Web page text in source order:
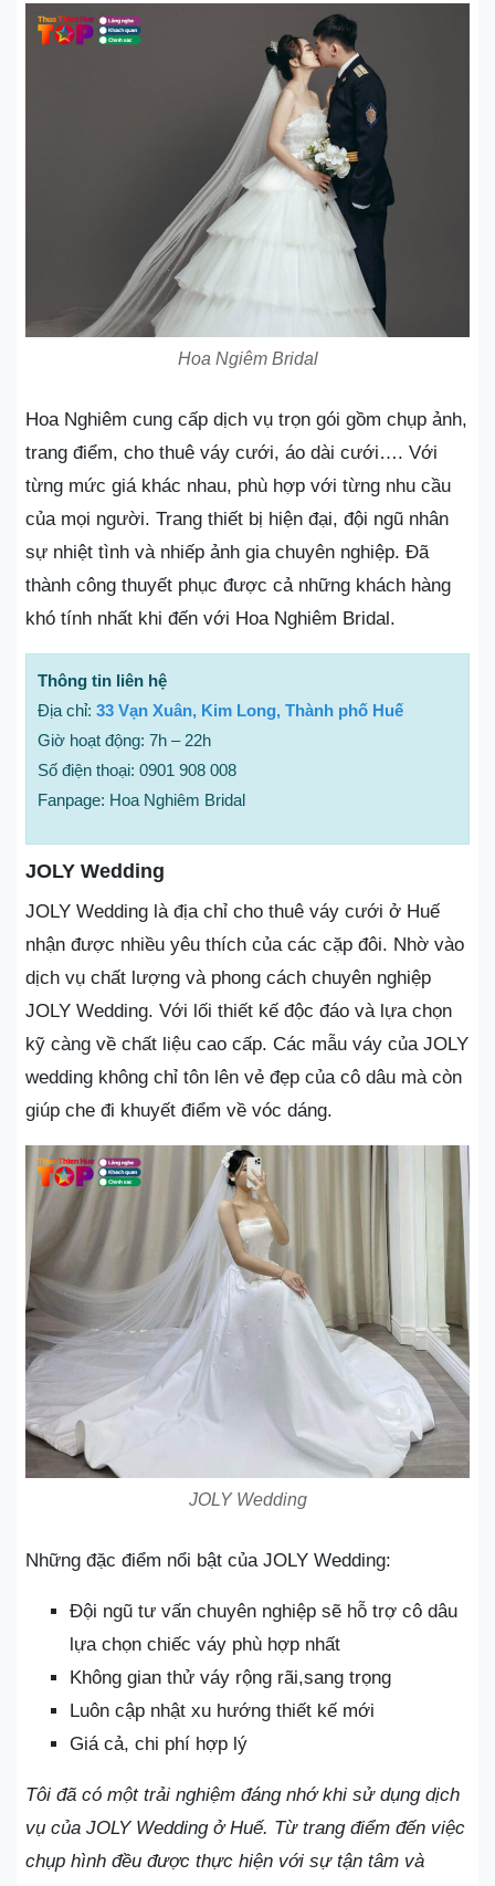
Hoa Ngiêm Bridal
Hoa Nghiêm cung cấp dịch vụ trọn gói gồm chụp ảnh,
trang điểm, cho thuê váy cưới, áo dài cưới…. Với
từng mức giá khác nhau, phù hợp với từng nhu cầu
của mọi người. Trang thiết bị hiện đại, đội ngũ nhân
sự nhiệt tình và nhiếp ảnh gia chuyên nghiệp. Đã
thành công thuyết phục được cả những khách hàng
khó tính nhất khi đến với Hoa Nghiêm Bridal.
Thông tin liên hệ
Địa chỉ: 33 Vạn Xuân, Kim Long, Thành phố Huế
Giờ hoạt động: 7h – 22h
Số điện thoại: 0901 908 008
Fanpage: Hoa Nghiêm Bridal
JOLY Wedding
JOLY Wedding là địa chỉ cho thuê váy cưới ở Huế
nhận được nhiều yêu thích của các cặp đôi. Nhờ vào
dịch vụ chất lượng và phong cách chuyên nghiệp
JOLY Wedding. Với lối thiết kế độc đáo và lựa chọn
kỹ càng về chất liệu cao cấp. Các mẫu váy của JOLY
wedding không chỉ tôn lên vẻ đẹp của cô dâu mà còn
giúp che đi khuyết điểm về vóc dáng.
JOLY Wedding
Những đặc điểm nổi bật của JOLY Wedding:
Đội ngũ tư vấn chuyên nghiệp sẽ hỗ trợ cô dâu
lựa chọn chiếc váy phù hợp nhất
Không gian thử váy rộng rãi,sang trọng
Luôn cập nhật xu hướng thiết kế mới
Giá cả, chi phí hợp lý
Tôi đã có một trải nghiệm đáng nhớ khi sử dụng dịch
vụ của JOLY Wedding ở Huế. Từ trang điểm đến việc
chụp hình đều được thực hiện với sự tận tâm và